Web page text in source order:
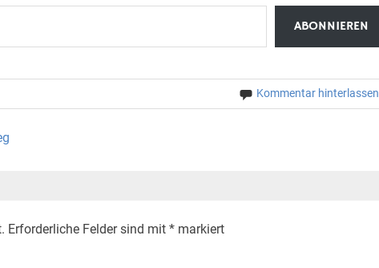
ABONNIEREN
Kommentar hinterlassen
Erforderliche Felder sind mit *markiert